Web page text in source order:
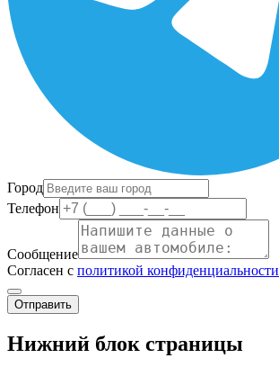
Город
Телефон
Сообщение
Согласен с политикой конфиденциальности
Отправить
Нижний блок страницы